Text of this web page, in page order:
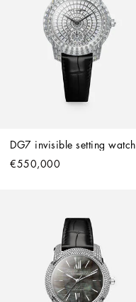
DG7 invisible setting watch
€550,000